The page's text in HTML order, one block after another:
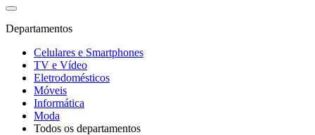
Departamentos
Celulares e Smartphones
TV e Vídeo
Eletrodomésticos
Móveis
Informática
Moda
Todos os departamentos